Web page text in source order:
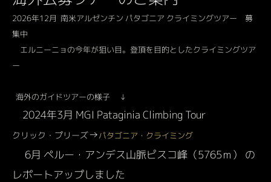
2026年12月 南米アルゼンチン パタゴニア クライミングツアー 募
集中
エルニーニョの今年が狙い目。登頂を目的としたクライミングツア
ー
海外のガイドツアーの様子 ↓
2024年3月 MGI Pataginia Climbing Tour
クリック・プリーズ→パタゴニア・クライミング
6月 ペルー・アンデス山脈ピスコ峰（5765ｍ） の
レポートアップしました